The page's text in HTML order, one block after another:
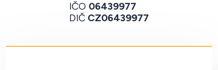
IČO 06439977
DIČ CZ06439977